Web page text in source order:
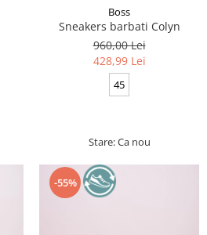
Boss
Sneakers barbati Colyn
960,00 Lei
428,99 Lei
45
Stare: Ca nou
-55%